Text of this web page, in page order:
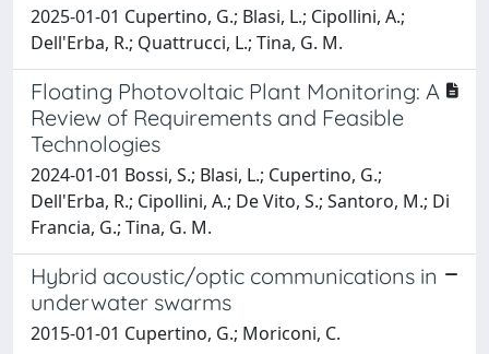
2025-01-01 Cupertino, G.; Blasi, L.; Cipollini, A.;
Dell'Erba, R.; Quattrucci, L.; Tina, G. M.
Floating Photovoltaic Plant Monitoring: A
Review of Requirements and Feasible
Technologies
2024-01-01 Bossi, S.; Blasi, L.; Cupertino, G.;
Dell'Erba, R.; Cipollini, A.; De Vito, S.; Santoro, M.; Di
Francia, G.; Tina, G. M.
Hybrid acoustic/optic communications in
underwater swarms
2015-01-01 Cupertino, G.; Moriconi, C.